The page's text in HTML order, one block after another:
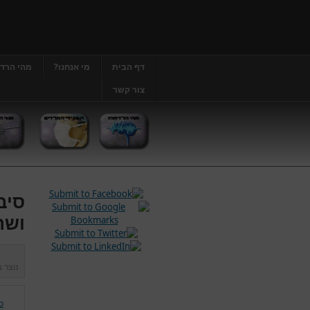
דף הבית מי אנחנו? מהי
צור קשר
נוצר